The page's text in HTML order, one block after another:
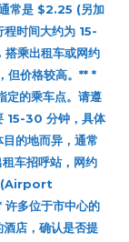
常是 $2.25 (另加
时间大约为 15-
乘出租车或网约
价格较高。** *
的乘车点。请遵
15-30 分钟，具体
的地而异，通常
车招呼站，网约
(Airport
多位于市中心的
店，确认是否提